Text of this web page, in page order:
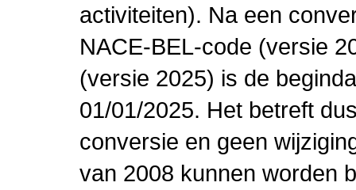
activiteiten). Na een
NACE-BEL-code (versie
(versie 2025) is de
01/01/2025. Het betreft
conversie en geen
van 2008 kunnen worden